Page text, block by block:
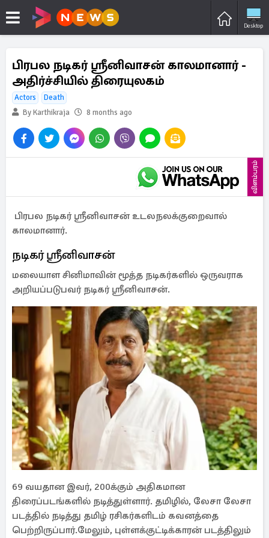
Desktop
பிரபல நடிகர் ஸ்ரீனிவாசன் காலமானார் -
அதிர்ச்சியில் திரையுலகம்
Actors
Death
By Karthikraja
8 months ago
விளம்பரம்
பிரபல நடிகர் ஸ்ரீனிவாசன் உடலநலக்குறைவால்
காலமானார்.
நடிகர் ஸ்ரீனிவாசன்
மலையாள சினிமாவின் மூத்த நடிகர்களில் ஒருவராக
அறியப்படுபவர் நடிகர் ஸ்ரீனிவாசன்.
69 வயதான இவர், 200க்கும் அதிகமான
திரைப்படங்களில் நடித்துள்ளார். தமிழில், லேசா லேசா
படத்தில் நடித்து தமிழ் ரசிகர்களிடம் கவனத்தை
பெற்றிருப்பார்.மேலும், புள்ளக்குட்டிக்காரன் படத்திலும்